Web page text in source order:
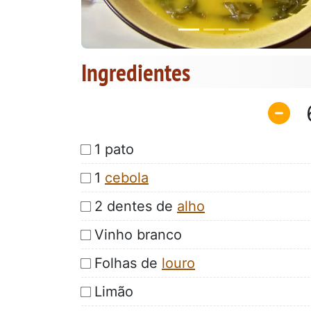
Ingredientes
1 pato
1 cebola
2 dentes de alho
Vinho branco
Folhas de louro
Limão